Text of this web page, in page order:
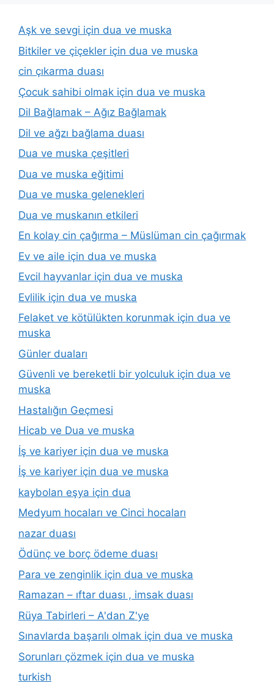
Aşk ve sevgi için dua ve muska
Bitkiler ve çiçekler için dua ve muska
cin çıkarma duası
Çocuk sahibi olmak için dua ve muska
Dil Bağlamak – Ağız Bağlamak
Dil ve ağzı bağlama duası
Dua ve muska çeşitleri
Dua ve muska eğitimi
Dua ve muska gelenekleri
Dua ve muskanın etkileri
En kolay cin çağırma – Müslüman cin çağırmak
Ev ve aile için dua ve muska
Evcil hayvanlar için dua ve muska
Evlilik için dua ve muska
Felaket ve kötülükten korunmak için dua ve
muska
Günler duaları
Güvenli ve bereketli bir yolculuk için dua ve
muska
Hastalığın Geçmesi
Hicab ve Dua ve muska
İş ve kariyer için dua ve muska
İş ve kariyer için dua ve muska
kaybolan eşya için dua
Medyum hocaları ve Cinci hocaları
nazar duası
Ödünç ve borç ödeme duası
Para ve zenginlik için dua ve muska
Ramazan – ıftar duası , imsak duası
Rüya Tabirleri – A'dan Z'ye
Sınavlarda başarılı olmak için dua ve muska
Sorunları çözmek için dua ve muska
turkish